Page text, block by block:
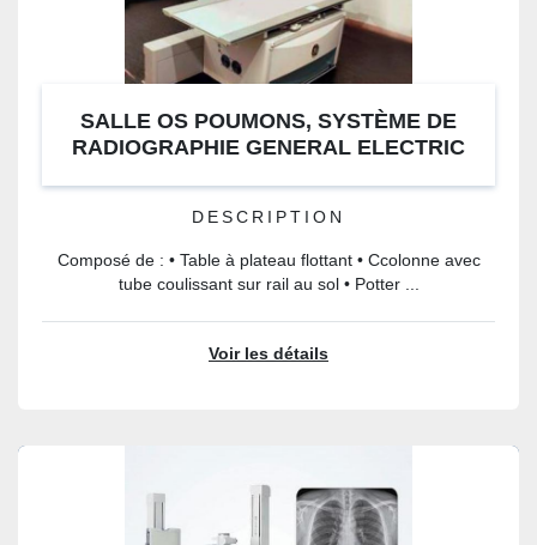
SALLE OS POUMONS, SYSTÈME DE
RADIOGRAPHIE GENERAL ELECTRIC
DESCRIPTION
Composé de : • Table à plateau flottant • Ccolonne avec
tube coulissant sur rail au sol • Potter ...
Voir les détails